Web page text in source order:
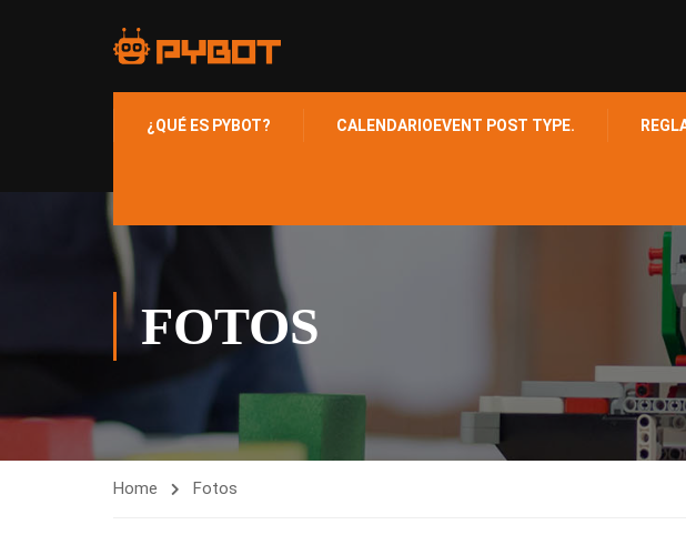
¿QUÉ ES PYBOT? CALENDARIO EVENT POST TYPE.
FOTOS
Home Fotos